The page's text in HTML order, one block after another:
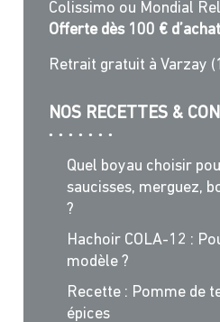
Colissimo ou Mondial
Offerte dès 100 € d’achat
Retrait gratuit à Varzay
NOS RECETTES &
Quel boyau choisir
saucisses, merguez,
?
Hachoir COLA-12 :
modèle ?
Recette : Pomme de
épices